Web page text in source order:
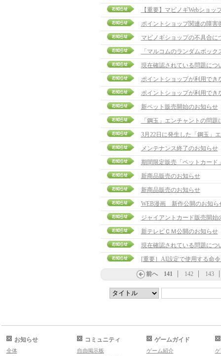
【重要】マビノギWebショ
ポイントショップ関連の障害
マビノギショップの不具合に
「マルコムのランダムボッ
現在確認されている問題につ
ポイントショップが利用でき
ポイントショップが利用でき
新ペット販売開始のお知らせ
「鋼玉」エンチャントの問
3月22日に発生した「鋼玉」
メンテナンス終了のお知らせ
期間限定販売「ペットカード
新商品販売のお知らせ
新商品販売のお知らせ
WEB漫画 新作公開のお知ら
ジャイアントカード販売開始
新テレビＣＭ公開のお知らせ
現在確認されている問題に
[重要］AI設定で使用する命
前へ 141 142 143
お知らせ
全体
コミュニティ
自由掲示板
ゲームガイド
ゲーム紹介